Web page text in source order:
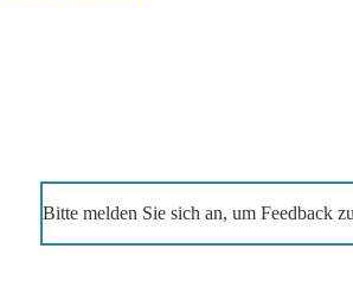
Bitte melden Sie sich an, um Feedback